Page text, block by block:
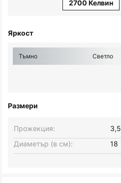
2700 Келвин
Яркост
Тъмно Светло
Размери
Прожекция:
3,5
Диаметър (в см):
18